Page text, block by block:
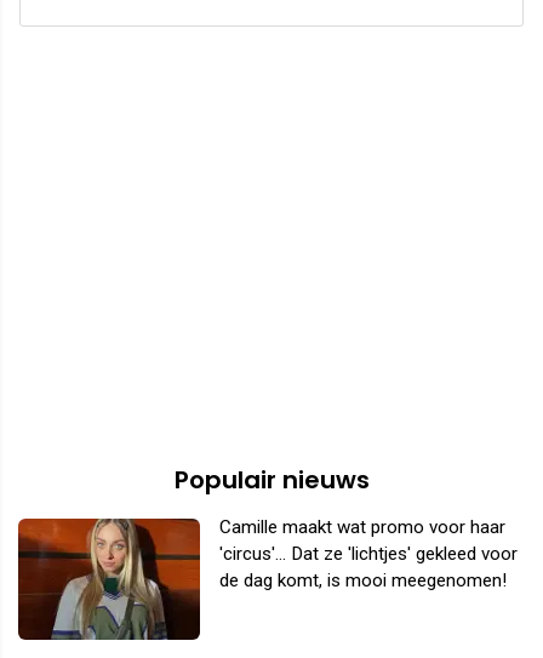
Populair nieuws
Camille maakt wat promo voor haar
'circus'... Dat ze 'lichtjes' gekleed voor
de dag komt, is mooi meegenomen!